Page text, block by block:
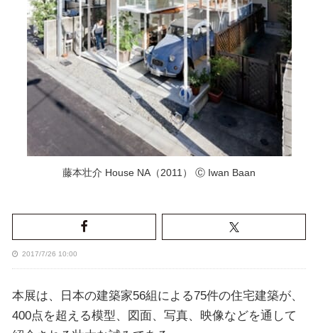
藤本壮介 House NA（2011） Ⓒ Iwan Baan
2017/7/26 10:00
本展は、日本の建築家56組による75件の住宅建築が、
400点を超える模型、図面、写真、映像などを通して